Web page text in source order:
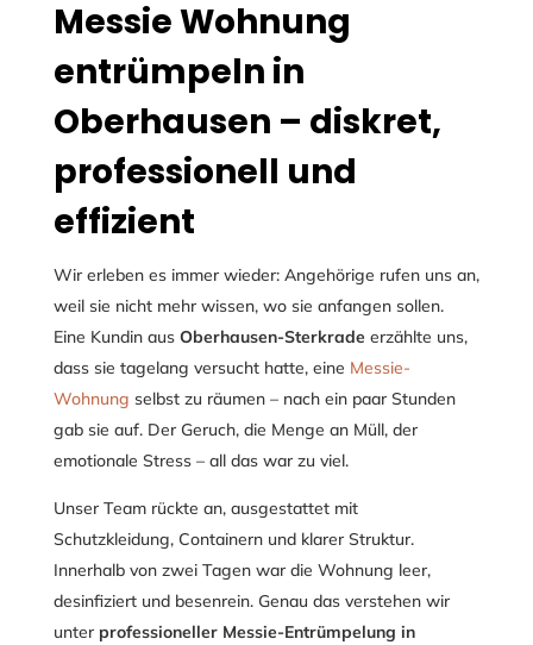
Messie Wohnung
entrümpeln in
Oberhausen – diskret,
professionell und
effizient
Wir erleben es immer wieder: Angehörige rufen uns an,
weil sie nicht mehr wissen, wo sie anfangen sollen.
Eine Kundin aus Oberhausen-Sterkrade erzählte uns,
dass sie tagelang versucht hatte, eine Messie-
Wohnung selbst zu räumen – nach ein paar Stunden
gab sie auf. Der Geruch, die Menge an Müll, der
emotionale Stress – all das war zu viel.
Unser Team rückte an, ausgestattet mit
Schutzkleidung, Containern und klarer Struktur.
Innerhalb von zwei Tagen war die Wohnung leer,
desinfiziert und besenrein. Genau das verstehen wir
unter professioneller Messie-Entrümpelung in